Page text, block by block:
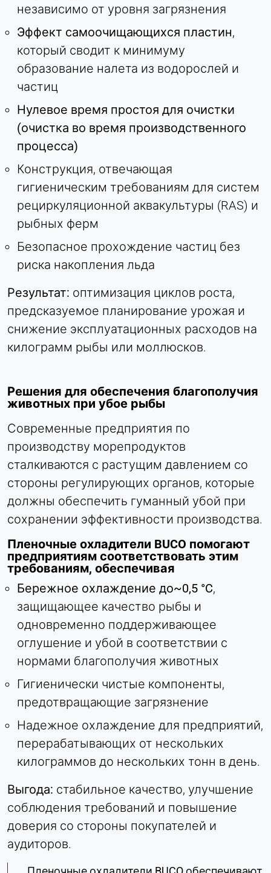
независимо от уровня загрязнения
Эффект самоочищающихся пластин,
который сводит к минимуму
образование налета из водорослей и
частиц
Нулевое время простоя для очистки
(очистка во время производственного
процесса)
Конструкция, отвечающая
гигиеническим требованиям для систем
рециркуляционной аквакультуры (RAS) и
рыбных ферм
Безопасное прохождение частиц без
риска накопления льда
Результат: оптимизация циклов роста,
предсказуемое планирование урожая и
снижение эксплуатационных расходов на
килограмм рыбы или моллюсков.
Решения для обеспечения благополучия
животных при убое рыбы
Современные предприятия по
производству морепродуктов
сталкиваются с растущим давлением со
стороны регулирующих органов, которые
должны обеспечить гуманный убой при
сохранении эффективности производства.
Пленочные охладители BUCO помогают
предприятиям соответствовать этим
требованиям, обеспечивая
Бережное охлаждение до~0,5 °C,
защищающее качество рыбы и
одновременно поддерживающее
оглушение и убой в соответствии с
нормами благополучия животных
Гигиенически чистые компоненты,
предотвращающие загрязнение
Надежное охлаждение для предприятий,
перерабатывающих от нескольких
килограммов до нескольких тонн в день.
Выгода: стабильное качество, улучшение
соблюдения требований и повышение
доверия со стороны покупателей и
аудиторов.